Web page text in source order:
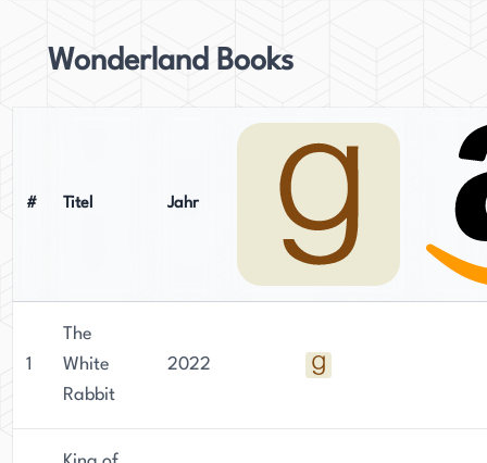
Wonderland Books
# Titel Jahr
1
The
White
Rabbit
2022